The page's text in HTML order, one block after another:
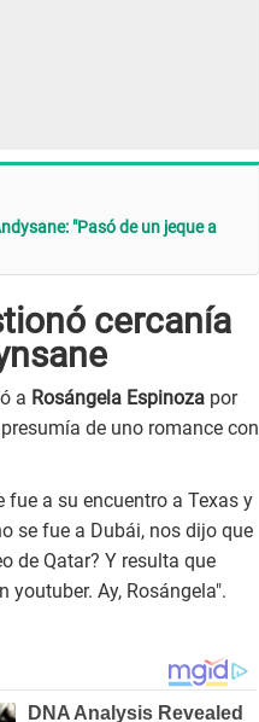
"Pasó de un jeque a
cercanía
a Rosángela Espinoza por
de uno romance con
fue a su encuentro a Texas y
se fue a Dubái, nos dijo que
de Qatar? Y resulta que
youtuber. Ay, Rosángela".